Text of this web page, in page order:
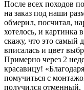
После всех походов
на заказ под наши
обмерил, посчитал,
хотелось, и картинка
скажу, что это самый
вписалась и цвет
Примерно через 2
красавицу!
помучиться с
получился отменный.